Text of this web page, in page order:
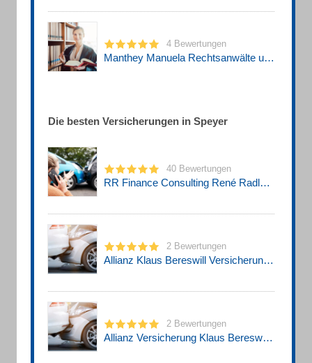
4 Bewertungen
Manthey Manuela Rechtsanwälte u. Ebersold Wolfganng
Die besten Versicherungen in Speyer
40 Bewertungen
RR Finance Consulting René Radler Dipl.BW. (FH)
2 Bewertungen
Allianz Klaus Bereswill Versicherungsagentur
2 Bewertungen
Allianz Versicherung Klaus Bereswill Generalvertretung in Speyer